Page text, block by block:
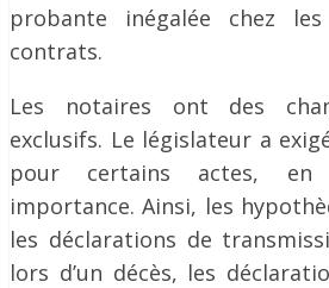
probante inégalée chez
contrats.
Les notaires ont des
exclusifs. Le législateur a
pour certains actes,
importance. Ainsi, les
les déclarations de
lors d’un décès, les